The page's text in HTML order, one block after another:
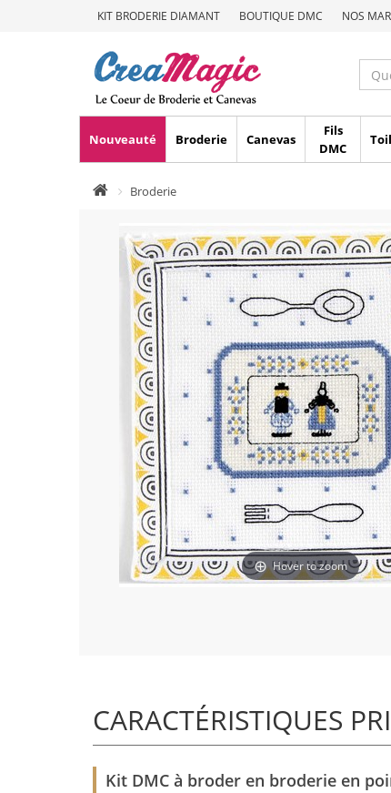
KIT BRODERIE DIAMANT BOUTIQUE DMC NOS
Nouveauté Broderie Canevas
Fils
DMC
Broderie
Hover to zoom
CARACTÉRISTIQUES
Kit DMC à broder en broderie en